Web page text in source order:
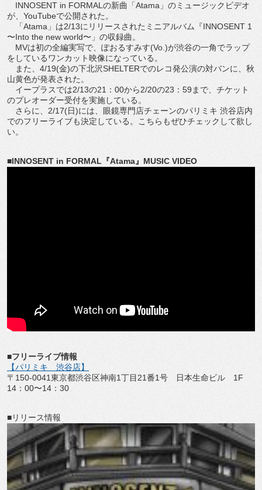
INNOSENT in FORMALの新曲「Atama」のミュージックビデオ
が、YouTubeで公開された。
「Atama」は2/13にリリースされたミニアルバム『INNOSENT 1
〜Into the new world〜」の収録曲。
MVは初の全編実写で、ぽおるすみす(Vo.)が渋谷の一角でラップ
をしているワンカット映像になっている。
また、4/19(金)の下北沢SHELTERでのレコ発公演の対バンに、秋
山黄色が発表された。
イープラスでは2/13の21：00から2/20の23：59まで、チケット
のプレオーダー受付を実施している。
さらに、2/17(日)には、眼鏡専門店チェーンのパリミキ 渋谷店内
でのフリーライブも決定している。こちらもぜひチェックして欲し
い。
■INNOSENT in FORMAL『Atama』MUSIC VIDEO
■フリーライブ情報
【パリミキ 渋谷店】
〒150-0041東京都渋谷区神南1丁目21番1号 日本生命ビル 1F
14：00〜14：30
■リリース情報